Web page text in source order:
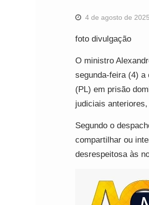
4 de agosto de 2025
foto divulgação
O ministro
segunda-feira (4) a
(PL) em prisão
judiciais
Segundo o
compartilhar ou
desrespeitosa às